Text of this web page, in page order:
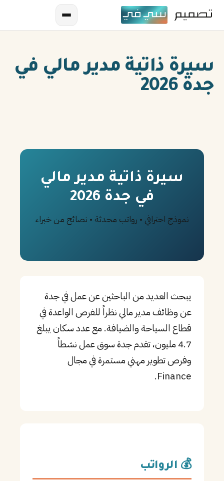
ES
FR
IN
سيرة ذاتية مدير مالي في
جدة 2026
سيرة ذاتية مدير مالي
في جدة 2026
نموذج احترافي • رواتب محدثة • نصائح من خبراء
يبحث العديد من الباحثين عن عمل في جدة
عن وظائف مدير مالي نظراً للفرص الواعدة في
قطاع السياحة والضيافة. مع عدد سكان يبلغ
4.7 مليون، تقدم جدة سوق عمل نشطاً
وفرص تطوير مهني مستمرة في مجال
Finance.
💰 الرواتب